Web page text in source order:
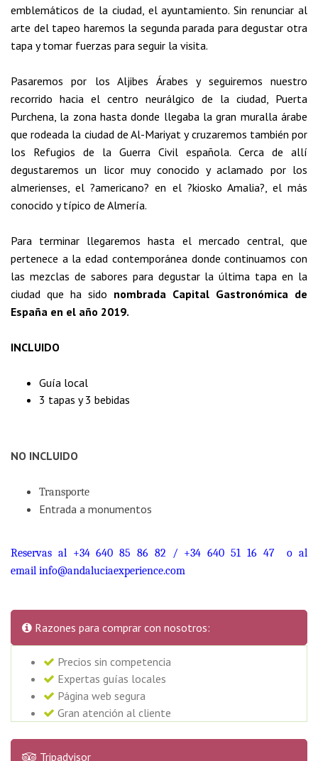
emblemáticos de la ciudad, el ayuntamiento. Sin renunciar al
arte del tapeo haremos la segunda parada para degustar otra
tapa y tomar fuerzas para seguir la visita.
Pasaremos por los Aljibes Árabes y seguiremos nuestro
recorrido hacia el centro neurálgico de la ciudad, Puerta
Purchena, la zona hasta donde llegaba la gran muralla árabe
que rodeada la ciudad de Al-Mariyat y cruzaremos también por
los Refugios de la Guerra Civil española. Cerca de allí
degustaremos un licor muy conocido y aclamado por los
almerienses, el ?americano? en el ?kiosko Amalia?, el más
conocido y típico de Almería.
Para terminar llegaremos hasta el mercado central, que
pertenece a la edad contemporánea donde continuamos con
las mezclas de sabores para degustar la última tapa en la
ciudad que ha sido nombrada Capital Gastronómica de
España en el año 2019.
INCLUIDO
Guía local
3 tapas y 3 bebidas
NO INCLUIDO
Transporte
Entrada a monumentos
Reservas al +34 640 85 86 82 / +34 640 51 16 47 o al
email info@andaluciaexperience.com
Razones para comprar con nosotros:
Precios sin competencia
Expertas guías locales
Página web segura
Gran atención al cliente
Tripadvisor